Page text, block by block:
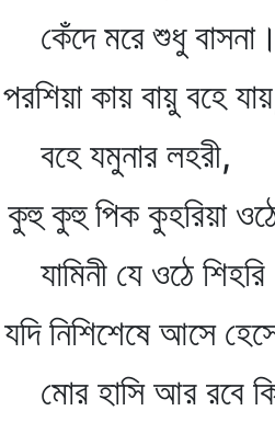
শুধু বাসনা।
কায় বায়ু বহে
লহরী,
পিক কুহরিয়া
যে ওঠে
আসে
আর রবে